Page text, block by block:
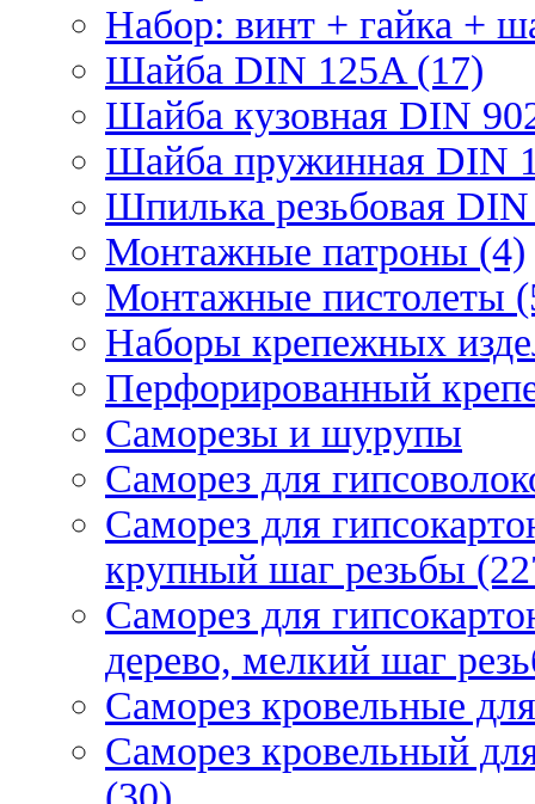
Набор: винт + гайка +
Шайба DIN 125A (17)
Шайба кузовная DIN
Шайба пружинная DIN
Шпилька резьбовая
Монтажные патроны (4)
Монтажные пистолеты
Наборы крепежных
Перфорированный
Саморезы и шурупы
Саморез для
Саморез для
крупный шаг резьбы
Саморез для
дерево, мелкий шаг
Саморез кровельные
Саморез кровельный